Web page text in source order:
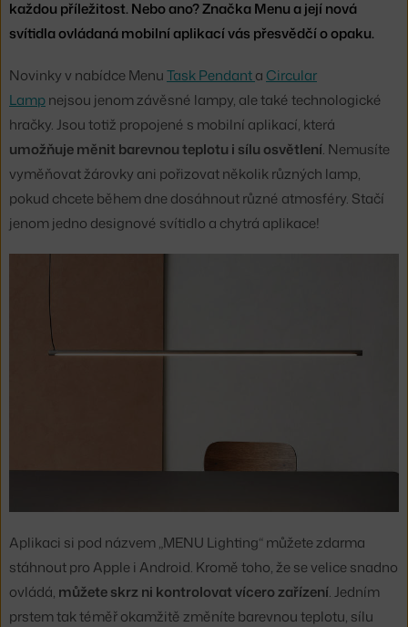
každou příležitost. Nebo ano? Značka Menu a její nová
svítidla ovládaná mobilní aplikací vás přesvědčí o opaku.
Novinky v nabídce MenuTask Pendanta Circular
Lampnejsou jenom závěsné lampy, ale také technologické
hračky. Jsou totiž propojené s mobilní aplikací, která
umožňuje měnit barevnou teplotu i sílu osvětlení. Nemusíte
vyměňovat žárovky ani pořizovat několik různých lamp,
pokud chcete během dne dosáhnout různé atmosféry. Stačí
jenom jedno designové svítidlo a chytrá aplikace!
Aplikaci si pod názvem „MENU Lighting“ můžete zdarma
stáhnout pro Apple i Android. Kromě toho, že se velice snadno
ovládá, můžete skrz ni kontrolovat vícero zařízení. Jedním
prstem tak téměř okamžitě změníte barevnou teplotu, sílu